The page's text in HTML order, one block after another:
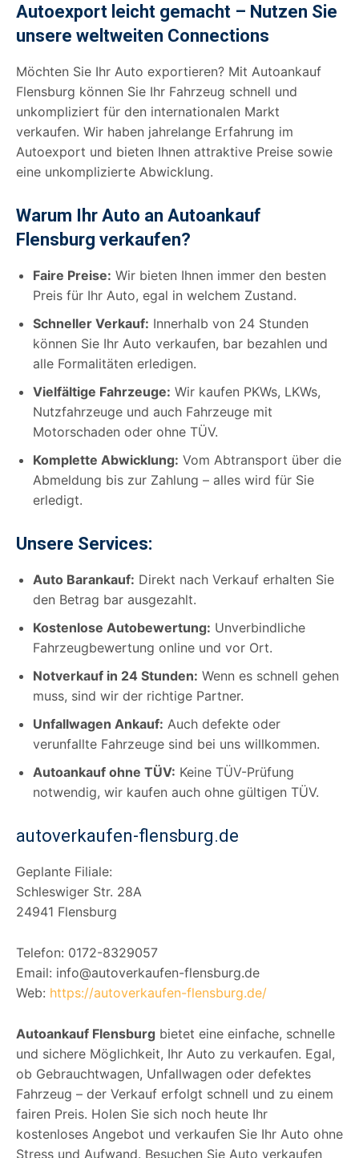
Autoexport leicht gemacht – Nutzen Sie
unsere weltweiten Connections
Möchten Sie Ihr Auto exportieren? Mit Autoankauf
Flensburg können Sie Ihr Fahrzeug schnell und
unkompliziert für den internationalen Markt
verkaufen. Wir haben jahrelange Erfahrung im
Autoexport und bieten Ihnen attraktive Preise sowie
eine unkomplizierte Abwicklung.
Warum Ihr Auto an Autoankauf
Flensburg verkaufen?
Faire Preise: Wir bieten Ihnen immer den besten
Preis für Ihr Auto, egal in welchem Zustand.
Schneller Verkauf: Innerhalb von 24 Stunden
können Sie Ihr Auto verkaufen, bar bezahlen und
alle Formalitäten erledigen.
Vielfältige Fahrzeuge: Wir kaufen PKWs, LKWs,
Nutzfahrzeuge und auch Fahrzeuge mit
Motorschaden oder ohne TÜV.
Komplette Abwicklung: Vom Abtransport über die
Abmeldung bis zur Zahlung – alles wird für Sie
erledigt.
Unsere Services:
Auto Barankauf: Direkt nach Verkauf erhalten Sie
den Betrag bar ausgezahlt.
Kostenlose Autobewertung: Unverbindliche
Fahrzeugbewertung online und vor Ort.
Notverkauf in 24 Stunden: Wenn es schnell gehen
muss, sind wir der richtige Partner.
Unfallwagen Ankauf: Auch defekte oder
verunfallte Fahrzeuge sind bei uns willkommen.
Autoankauf ohne TÜV: Keine TÜV-Prüfung
notwendig, wir kaufen auch ohne gültigen TÜV.
autoverkaufen-flensburg.de
Geplante Filiale:
Schleswiger Str. 28A
24941 Flensburg
Telefon: 0172-8329057
Email: info@autoverkaufen-flensburg.de
Web: https://autoverkaufen-flensburg.de/
Autoankauf Flensburg bietet eine einfache, schnelle
und sichere Möglichkeit, Ihr Auto zu verkaufen. Egal,
ob Gebrauchtwagen, Unfallwagen oder defektes
Fahrzeug – der Verkauf erfolgt schnell und zu einem
fairen Preis. Holen Sie sich noch heute Ihr
kostenloses Angebot und verkaufen Sie Ihr Auto ohne
Stress und Aufwand. Besuchen Sie Auto verkaufen